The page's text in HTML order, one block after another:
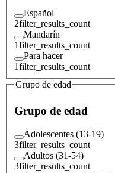
Español
2filter_results_count
Mandarín
1filter_results_count
Para hacer
1filter_results_count
Grupo de edad
Grupo de edad
Adolescentes (13-19)
3filter_results_count
Adultos (31-54)
3filter_results_count